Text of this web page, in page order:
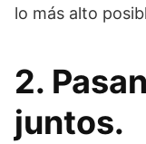
lo más alto
2.
juntos.